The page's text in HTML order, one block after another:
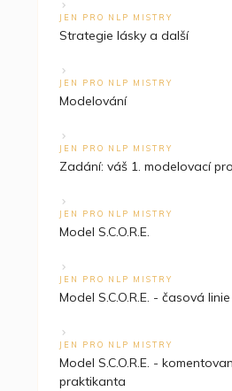
JEN PRO NLP MISTRY
Strategie lásky a další
JEN PRO NLP MISTRY
Modelování
JEN PRO NLP MISTRY
Zadání: váš 1. modelovací
JEN PRO NLP MISTRY
Model S.C.O.R.E.
JEN PRO NLP MISTRY
Model S.C.O.R.E. - časová
JEN PRO NLP MISTRY
Model S.C.O.R.E. -
praktikanta